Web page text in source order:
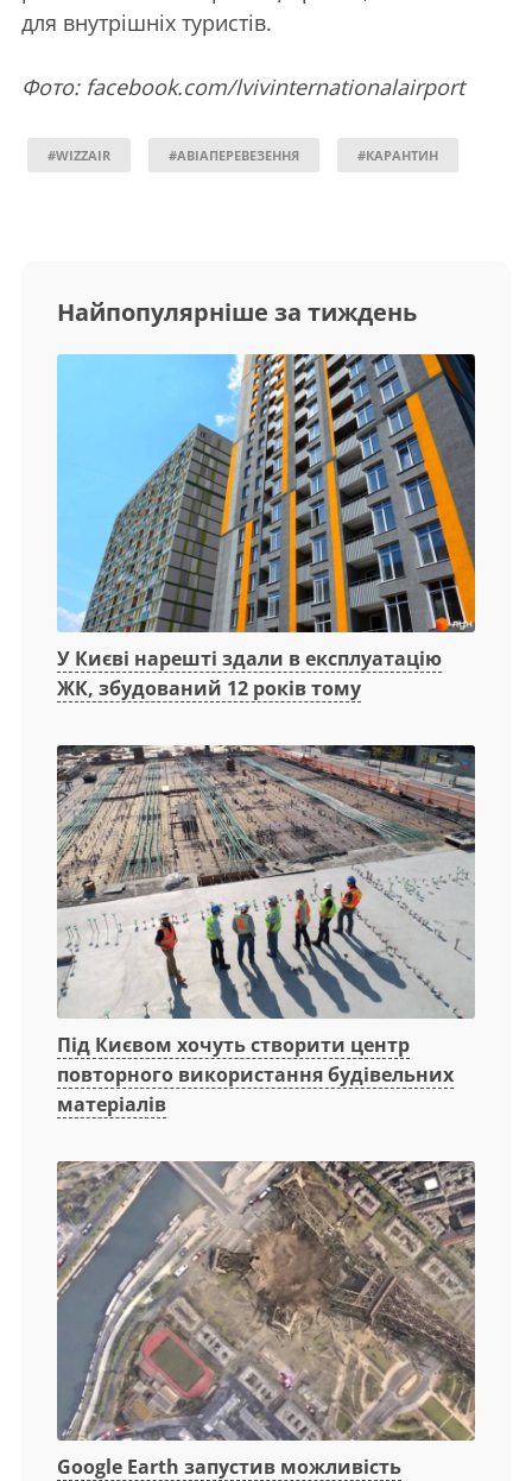
для внутрішніх туристів.
Фото: facebook.com/lvivinternationalairport
#WIZZAIR #АВІАПЕРЕВЕЗЕННЯ #КАРАНТИН
Найпопулярніше за тиждень
У Києві нарешті здали в експлуатацію
ЖК, збудований 12 років тому
Під Києвом хочуть створити центр
повторного використання будівельних
матеріалів
Google Earth запустив можливість